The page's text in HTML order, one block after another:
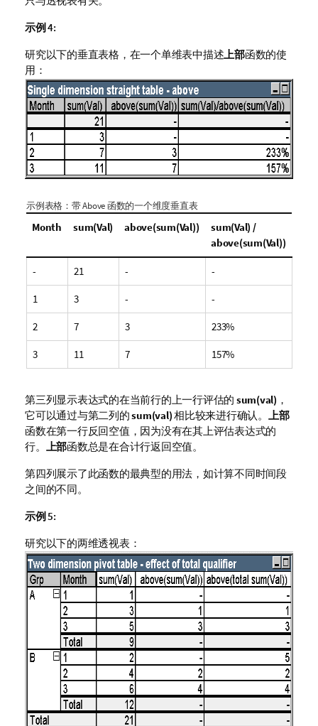
示例 4:
研究以下的垂直表格，在一个单维表中描述上部函数的使
用：
示例表格：带Above函数的一个维度垂直表
Month sum(Val) above(sum(Val))
sum(Val) /
above(sum(Val))
- 21 - -
1 3 - -
2 7 3 233%
3 11 7 157%
第三列显示表达式的在当前行的上一行评估的 sum(val) ，
它可以通过与第二列的sum(val)相比较来进行确认。 上部
函数在第一行反回空值，因为没有在其上评估表达式的
行。 上部函数总是在合计行返回空值。
第四列展示了此函数的最典型的用法，如计算不同时间段
之间的不同。
示例 5:
研究以下的两维透视表：